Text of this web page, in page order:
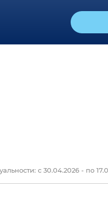
c 30.04.2026 - по